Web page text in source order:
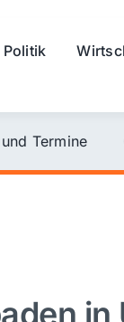
Politik
Termine
in